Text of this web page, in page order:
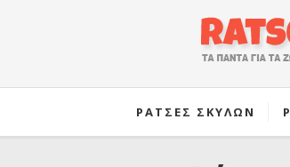
ΡΑΤΣΕΣ ΣΚΥΛΩΝ